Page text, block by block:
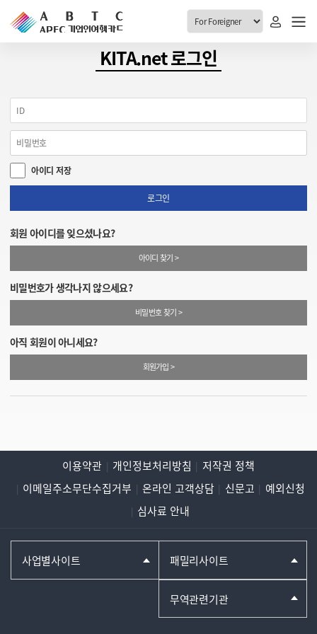
ABTC 전체메뉴
안내
ABTC 제도 소개
VABTC 안내
발급 자격요건
취소/반납 안내
신청
취소
신청진행 현황
소지자 현황
고객센터
1:1 문의
KITA.net 로그인
아이디 저장
로그인
회원 아이디를 잊으셨나요?
아이디 찾기 >
비밀번호가 생각나지 않으세요?
비밀번호 찾기 >
아직 회원이 아니세요?
회원가입 >
이용약관 개인정보처리방침
저작권 정책
이메일주소무단수집거부
온라인 고객상담 신문고
예외신청
심사료 안내
사업별사이트 패밀리사이트
무역관련기관